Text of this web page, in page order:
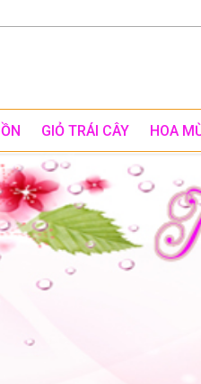
GIỎ TRÁI CÂY HOA